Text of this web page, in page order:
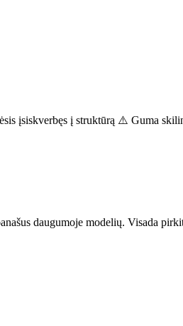
įsiskverbęs į struktūrą ⚠️ Guma
daugumoje modelių. Visada